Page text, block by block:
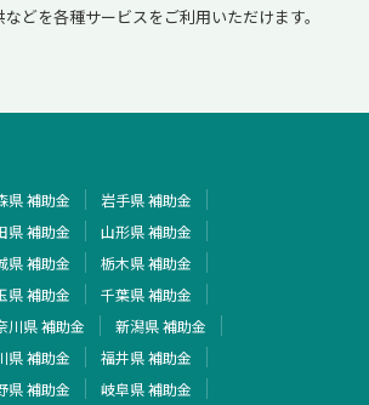
どを各種サービスをご利用いただけます。
県 補助金
岩手県 補助金
県 補助金
山形県 補助金
県 補助金
栃木県 補助金
県 補助金
千葉県 補助金
川県 補助金
新潟県 補助金
県 補助金
福井県 補助金
県 補助金
岐阜県 補助金